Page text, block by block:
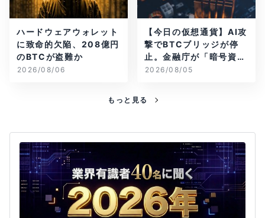
ハードウェアウォレット
に致命的欠陥、208億円
のBTCが盗難か
2026/08/06
【今日の仮想通貨】AI攻
撃でBTCブリッジが停
止。金融庁が「暗号資
産・ステーブルコイン
2026/08/05
もっと見る